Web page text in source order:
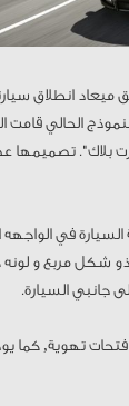
انطلاق
الحالي قامت
بلاك". تصميمها
السيارة في
شكل مربع و لونه
السيارة.
تهوية, كما